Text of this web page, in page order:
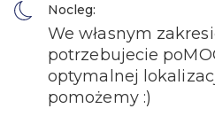
Nocleg:
We własnym
potrzebujecie
optymalnej
pomożemy :)